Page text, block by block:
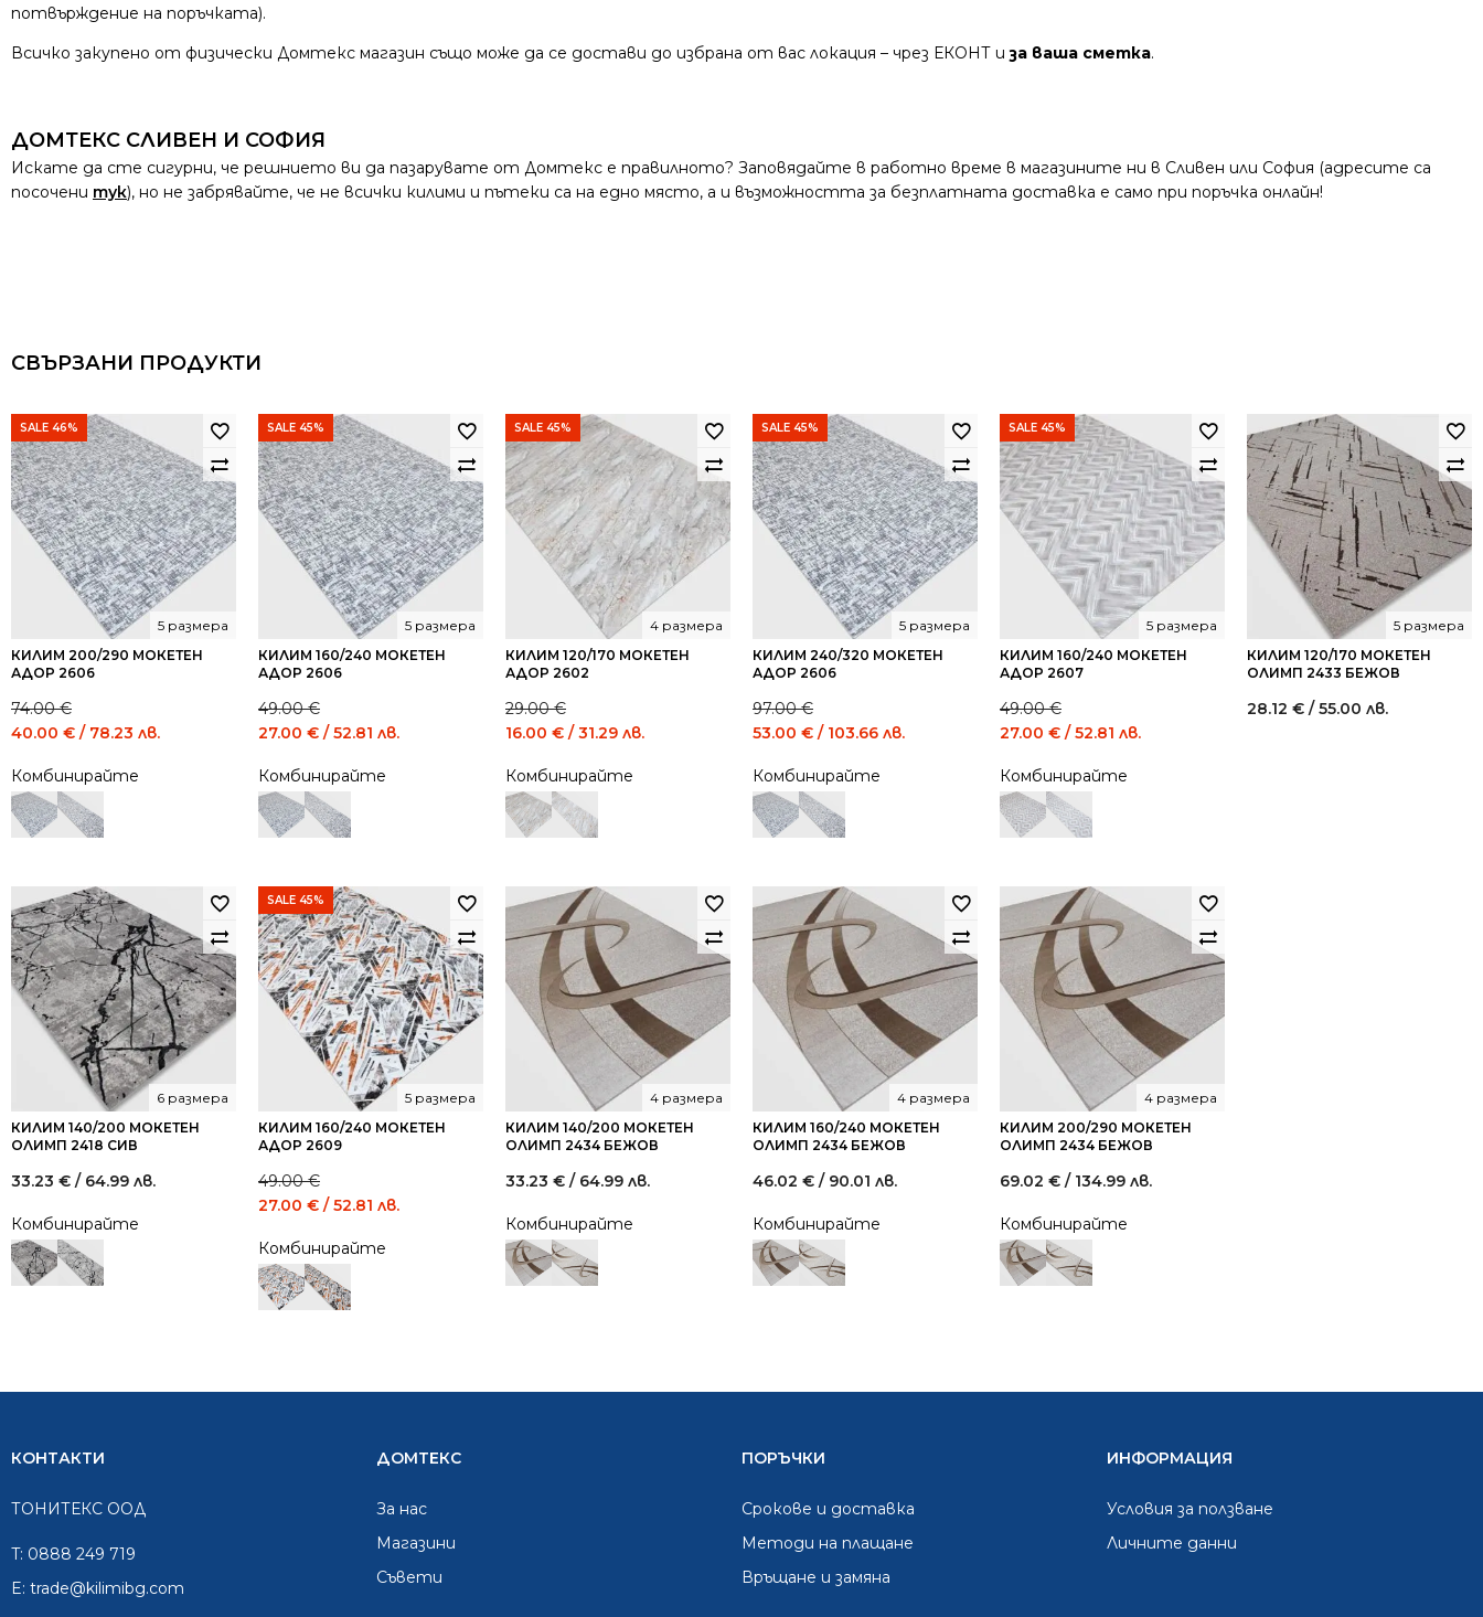
потвърждение на поръчката).
Всичко закупено от физически Домтекс магазин също може да се достави до избрана от вас локация – чрез ЕКОНТ иза ваша сметка.
ДОМТЕКС СЛИВЕН И СОФИЯ
Искате да сте сигурни, че решнието ви да пазарувате от Домтекс е правилното? Заповядайте в работно време в магазините ни в Сливен или София (адресите са
посочени тук), но не забрявайте, че не всички килими и пътеки са на едно място, а и възможността за безплатната доставка е само при поръчка онлайн!
СВЪРЗАНИ ПРОДУКТИ
SALE 46%
КИЛИМ 200/290 МОКЕТЕН
АДОР 2606
5 размера
74.00€
Original
was:
74.00 €
/
40.00 € / 78.23 лв.
Комбинирайте
SALE 45%
КИЛИМ 160/240 МОКЕТЕН
АДОР 2606
5 размера
49.00€
Original
was:
49.00 €
/
27.00 € / 52.81 лв.
Комбинирайте
SALE 45%
КИЛИМ 120/170 МОКЕТЕН
АДОР 2602
4 размера
29.00€
Original
was:
29.00 €
/
16.00 € / 31.29 лв.
Комбинирайте
SALE 45%
КИЛИМ 240/320 МОКЕТЕН
АДОР 2606
5 размера
97.00€
Original
was:
97.00 €
/
53.00 € / 103.66 лв.
Комбинирайте
SALE 45%
КИЛИМ 160/240 МОКЕТЕН
АДОР 2607
5 размера
49.00€
Original
was:
49.00 €
/
27.00 € / 52.81 лв.
Комбинирайте
КИЛИМ 120/170 МОКЕТЕН
ОЛИМП 2433 БЕЖОВ
5 размера
28.12 € / 55.00 лв.
КИЛИМ 140/200 МОКЕТЕН
ОЛИМП 2418 СИВ
6 размера
33.23 € / 64.99 лв.
Комбинирайте
SALE 45%
КИЛИМ 160/240 МОКЕТЕН
АДОР 2609
5 размера
49.00€
Original
was:
49.00 €
/
27.00 € / 52.81 лв.
Комбинирайте
КИЛИМ 140/200 МОКЕТЕН
ОЛИМП 2434 БЕЖОВ
4 размера
33.23 € / 64.99 лв.
Комбинирайте
КИЛИМ 160/240 МОКЕТЕН
ОЛИМП 2434 БЕЖОВ
4 размера
46.02 € / 90.01 лв.
Комбинирайте
КИЛИМ 200/290 МОКЕТЕН
ОЛИМП 2434 БЕЖОВ
4 размера
69.02 € / 134.99 лв.
Комбинирайте
КОНТАКТИ
ТОНИТЕКС ООД
T: 0888 249 719
E: trade@kilimibg.com
ДОМТЕКС
За нас
Mагазини
Съвети
ПОРЪЧКИ
Срокове и доставка
Методи на плащане
Връщане и замяна
ИНФОРМАЦИЯ
Условия за ползване
Личните данни